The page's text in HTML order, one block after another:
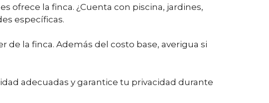
ofrece la finca. ¿Cuenta con piscina, jardines,
específicas.
la finca. Además del costo base, averigua si
adecuadas y garantice tu privacidad durante